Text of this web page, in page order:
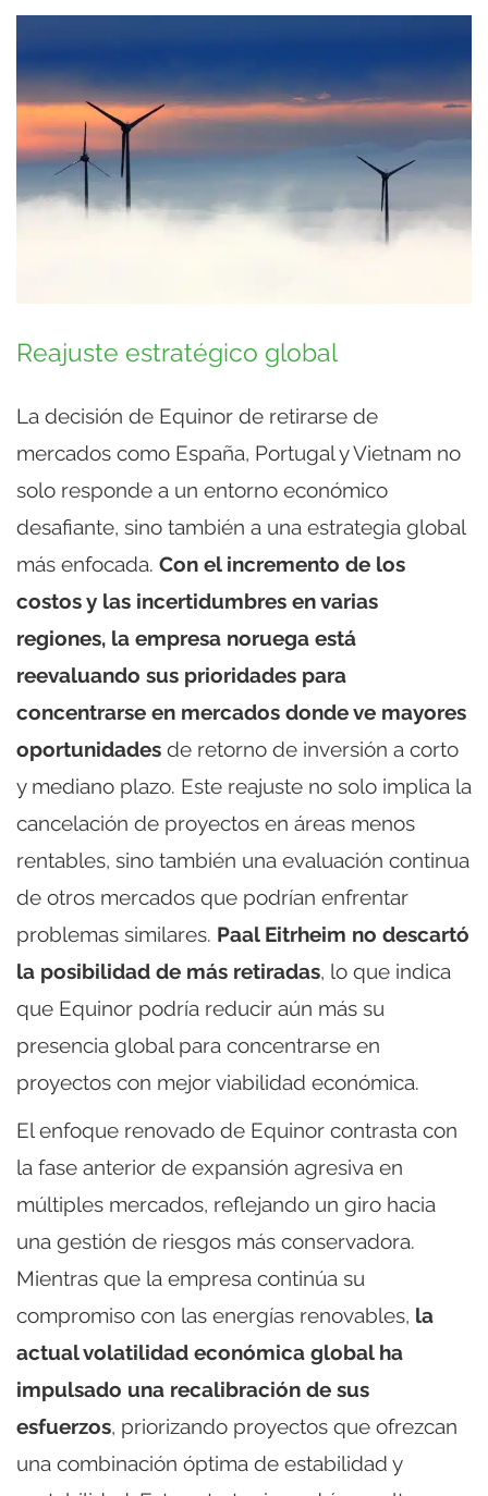
Reajuste estratégico global
La decisión de Equinor de retirarse de
mercados como España, Portugal y Vietnam no
solo responde a un entorno económico
desafiante, sino también a una estrategia global
más enfocada. Con el incremento de los
costos y las incertidumbres en varias
regiones, la empresa noruega está
reevaluando sus prioridades para
concentrarse en mercados donde ve mayores
oportunidades de retorno de inversión a corto
y mediano plazo. Este reajuste no solo implica la
cancelación de proyectos en áreas menos
rentables, sino también una evaluación continua
de otros mercados que podrían enfrentar
problemas similares. Paal Eitrheim no descartó
la posibilidad de más retiradas, lo que indica
que Equinor podría reducir aún más su
presencia global para concentrarse en
proyectos con mejor viabilidad económica.
El enfoque renovado de Equinor contrasta con
la fase anterior de expansión agresiva en
múltiples mercados, reflejando un giro hacia
una gestión de riesgos más conservadora.
Mientras que la empresa continúa su
compromiso con las energías renovables, la
actual volatilidad económica global ha
impulsado una recalibración de sus
esfuerzos, priorizando proyectos que ofrezcan
una combinación óptima de estabilidad y